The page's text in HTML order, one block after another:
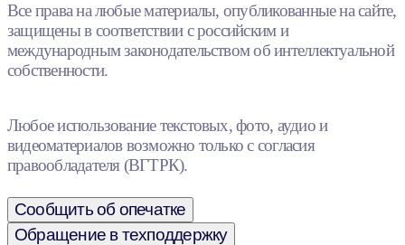
Все права на любые материалы, опубликованные на сайте,
защищены в соответствии с российским и
международным законодательством об интеллектуальной
собственности.
Любое использование текстовых, фото, аудио и
видеоматериалов возможно только с согласия
правообладателя (ВГТРК).
Сообщить об опечатке
Обращение в техподдержку